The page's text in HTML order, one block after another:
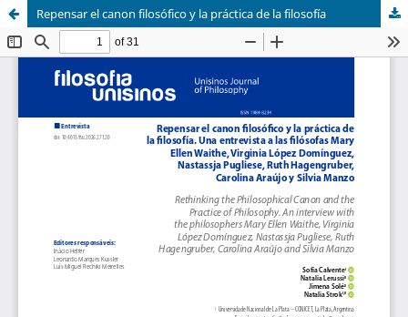
Repensar el canon filosófico y la práctica de la filosofía